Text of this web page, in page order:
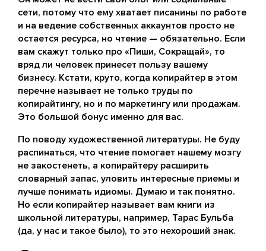
сети, потому что ему хватает писанины по работе
и на ведение собственных аккаунтов просто не
остается ресурса, но чтение — обязательно. Если
вам скажут только про «Пиши, Сокращай», то
вряд ли человек принесет пользу вашему
бизнесу. Кстати, круто, когда копирайтер в этом
перечне называет не только труды по
копирайтингу, но и по маркетингу или продажам.
Это большой бонус именно для вас.
По поводу художественной литературы. Не буду
распинаться, что чтение помогает нашему мозгу
не закостенеть, а копирайтеру расширить
словарный запас, уловить интересные приемы и
лучше понимать идиомы. Думаю и так понятно.
Но если копирайтер называет вам книги из
школьной литературы, например, Тарас Бульба
(да, у нас и такое было), то это нехороший знак.